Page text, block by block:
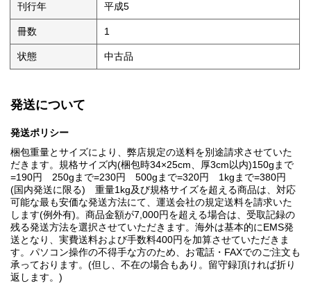
刊行年 平成5
冊数 1
状態 中古品
発送について
発送ポリシー
梱包重量とサイズにより、弊店規定の送料を別途請求させていた
だきます。規格サイズ内(梱包時34×25cm、厚3cm以内)150gまで
=190円 250gまで=230円 500gまで=320円 1kgまで=380円
(国内発送に限る) 重量1kg及び規格サイズを超える商品は、対応
可能な最も安価な発送方法にて、運送会社の規定送料を請求いた
します(例外有)。商品金額が7,000円を超える場合は、受取記録の
残る発送方法を選択させていただきます。海外は基本的にEMS発
送となり、実費送料および手数料400円を加算させていただきま
す。パソコン操作の不得手な方のため、お電話・FAXでのご注文も
承っております。(但し、不在の場合もあり。留守録頂ければ折り
返します。)